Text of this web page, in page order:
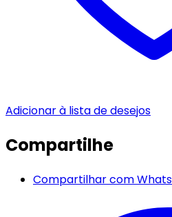
Adicionar à lista de desejos
Compartilhe
Compartilhar com